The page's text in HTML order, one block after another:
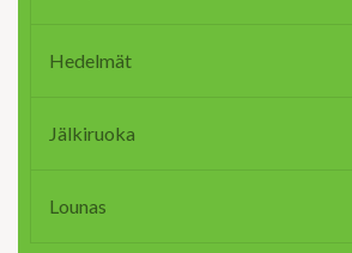
Hedelmät
Jälkiruoka
Lounas